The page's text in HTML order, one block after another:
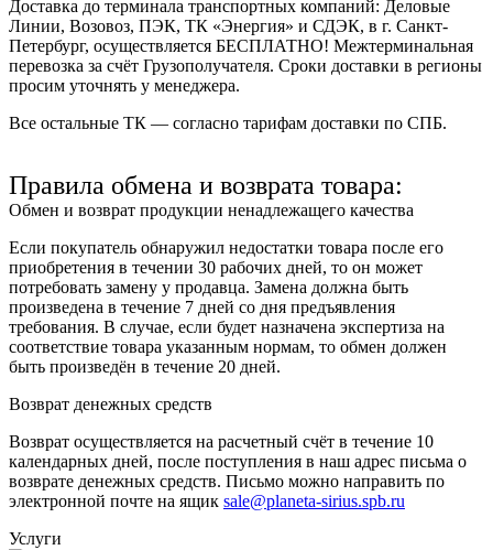
Доставка до терминала транспортных компаний: Деловые
Линии, Возовоз, ПЭК, ТК «Энергия» и СДЭК, в г. Санкт-
Петербург, осуществляется БЕСПЛАТНО! Межтерминальная
перевозка за счёт Грузополучателя. Сроки доставки в регионы
просим уточнять у менеджера.
Все остальные ТК — согласно тарифам доставки по СПБ.
Правила обмена и возврата товара:
Обмен и возврат продукции ненадлежащего качества
Если покупатель обнаружил недостатки товара после его
приобретения в течении 30 рабочих дней, то он может
потребовать замену у продавца. Замена должна быть
произведена в течение 7 дней со дня предъявления
требования. В случае, если будет назначена экспертиза на
соответствие товара указанным нормам, то обмен должен
быть произведён в течение 20 дней.
Возврат денежных средств
Возврат осуществляется на расчетный счёт в течение 10
календарных дней, после поступления в наш адрес письма о
возврате денежных средств. Письмо можно направить по
электронной почте на ящик sale@planeta-sirius.spb.ru
Услуги